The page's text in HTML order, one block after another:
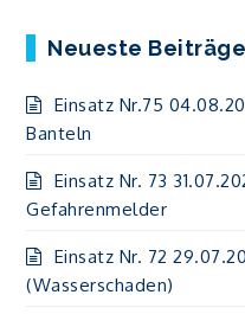
Neueste Beiträge
Einsatz Nr.75
Banteln
Einsatz Nr. 73
Gefahrenmelder
Einsatz Nr. 72
(Wasserschaden)